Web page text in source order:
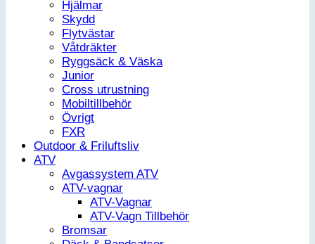
Hjälmar
Skydd
Flytvästar
Våtdräkter
Ryggsäck & Väska
Junior
Cross utrustning
Mobiltillbehör
Övrigt
FXR
Outdoor & Friluftsliv
ATV
Avgassystem ATV
ATV-vagnar
ATV-Vagnar
ATV-Vagn Tillbehör
Bromsar